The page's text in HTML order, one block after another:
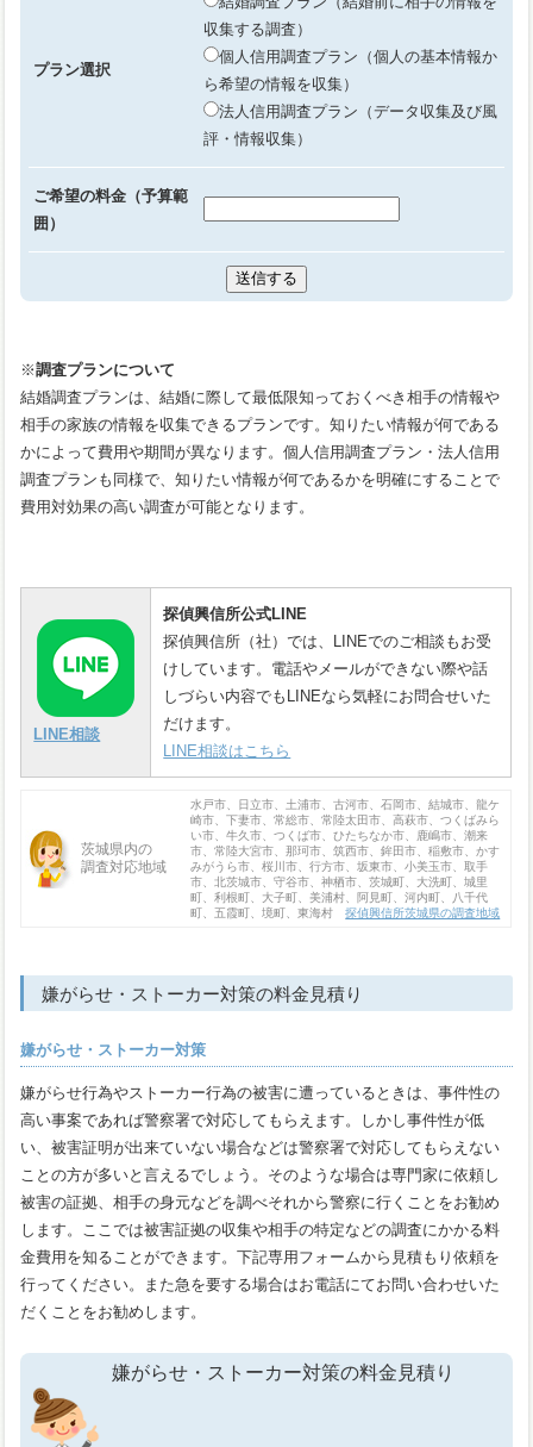
プラン選択
収集する調査）
個人信用調査プラン（個人の基本情報か
ら希望の情報を収集）
法人信用調査プラン（データ収集及び風
評・情報収集）
ご希望の料金（予算範
囲）
※調査プランについて
結婚調査プランは、結婚に際して最低限知っておくべき相手の情報や
相手の家族の情報を収集できるプランです。知りたい情報が何である
かによって費用や期間が異なります。個人信用調査プラン・法人信用
調査プランも同様で、知りたい情報が何であるかを明確にすることで
費用対効果の高い調査が可能となります。
LINE相談
探偵興信所公式LINE
探偵興信所（社）では、LINEでのご相談もお受
けしています。電話やメールができない際や話
しづらい内容でもLINEなら気軽にお問合せいた
だけます。
LINE相談はこちら
茨城県内の
調査対応地域
水戸市、日立市、土浦市、古河市、石岡市、結城市、龍ケ
崎市、下妻市、常総市、常陸太田市、高萩市、つくばみら
い市、牛久市、つくば市、ひたちなか市、鹿嶋市、潮来
市、常陸大宮市、那珂市、筑西市、鉾田市、稲敷市、かす
みがうら市、桜川市、行方市、坂東市、小美玉市、取手
市、北茨城市、守谷市、神栖市、茨城町、大洗町、城里
町、利根町、大子町、美浦村、阿見町、河内町、八千代
町、五霞町、境町、東海村探偵興信所茨城県の調査地域
嫌がらせ・ストーカー対策の料金見積り
嫌がらせ・ストーカー対策
嫌がらせ行為やストーカー行為の被害に遭っているときは、事件性の
高い事案であれば警察署で対応してもらえます。しかし事件性が低
い、被害証明が出来ていない場合などは警察署で対応してもらえない
ことの方が多いと言えるでしょう。そのような場合は専門家に依頼し
被害の証拠、相手の身元などを調べそれから警察に行くことをお勧め
します。ここでは被害証拠の収集や相手の特定などの調査にかかる料
金費用を知ることができます。下記専用フォームから見積もり依頼を
行ってください。また急を要する場合はお電話にてお問い合わせいた
だくことをお勧めします。
嫌がらせ・ストーカー対策の料金見積り